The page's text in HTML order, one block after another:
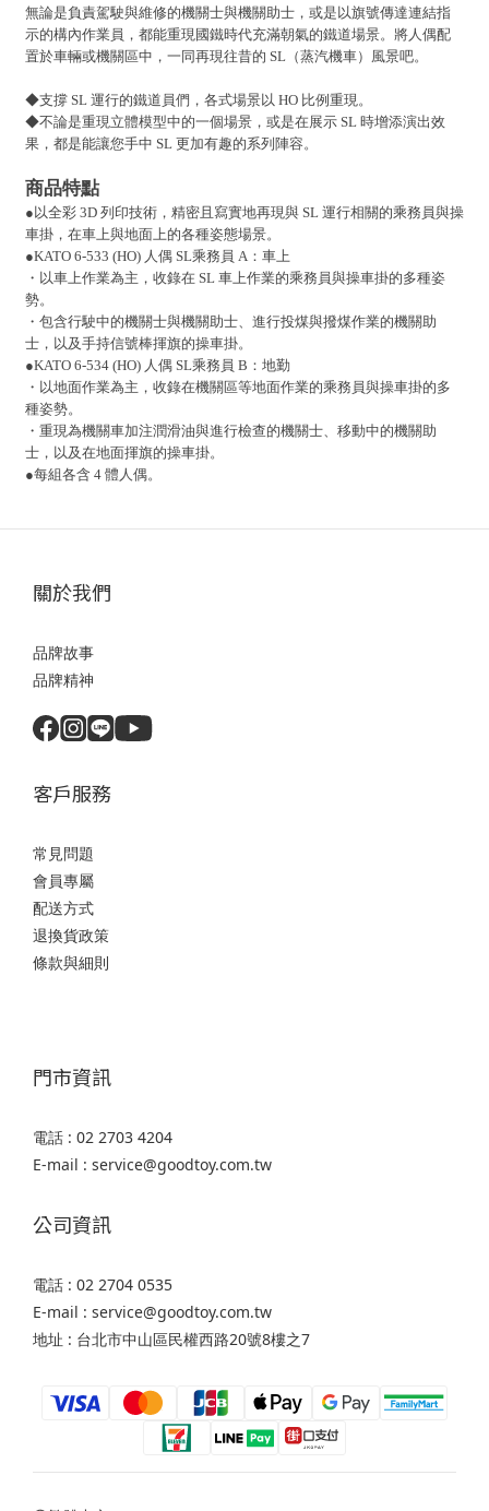
無論是負責駕駛與維修的機關士與機關助士，或是以旗號傳達連結指
示的構內作業員，都能重現國鐵時代充滿朝氣的鐵道場景。將人偶配
置於車輛或機關區中，一同再現往昔的 SL（蒸汽機車）風景吧。
◆支撐 SL 運行的鐵道員們，各式場景以 HO 比例重現。
◆不論是重現立體模型中的一個場景，或是在展示 SL 時增添演出效
果，都是能讓您手中 SL 更加有趣的系列陣容。
商品特點
● 以全彩 3D 列印技術，精密且寫實地再現與 SL 運行相關的乘務員與操
車掛，在車上與地面上的各種姿態場景。
●KATO 6-533 (HO) 人偶 SL乘務員 A：車上
・以車上作業為主，收錄在 SL 車上作業的乘務員與操車掛的多種姿
勢。
・包含行駛中的機關士與機關助士、進行投煤與撥煤作業的機關助
士，以及手持信號棒揮旗的操車掛。
●KATO 6-534 (HO) 人偶 SL乘務員 B：地勤
・以地面作業為主，收錄在機關區等地面作業的乘務員與操車掛的多
種姿勢。
・重現為機關車加注潤滑油與進行檢查的機關士、移動中的機關助
士，以及在地面揮旗的操車掛。
●每組各含 4 體人偶。
關於我們
品牌故事
品牌精神
客戶服務
常見問題
會員專屬
配送方式
退換貨政策
條款與細則
門市資訊
電話 : 02 2703 4204
E-mail : service@goodtoy.com.tw
公司資訊
電話 : 02 2704 0535
E-mail : service@goodtoy.com.tw
地址 : 台北市中山區民權西路20號8樓之7